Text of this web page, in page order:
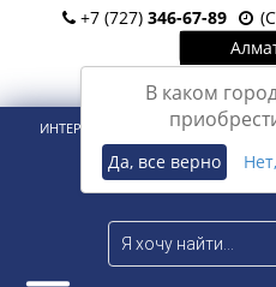
+7 (727) 346-67-89
В каком
Да, все верно
Вход
ИНТЕРНЕТ-МАГАЗИН ДЛЯ